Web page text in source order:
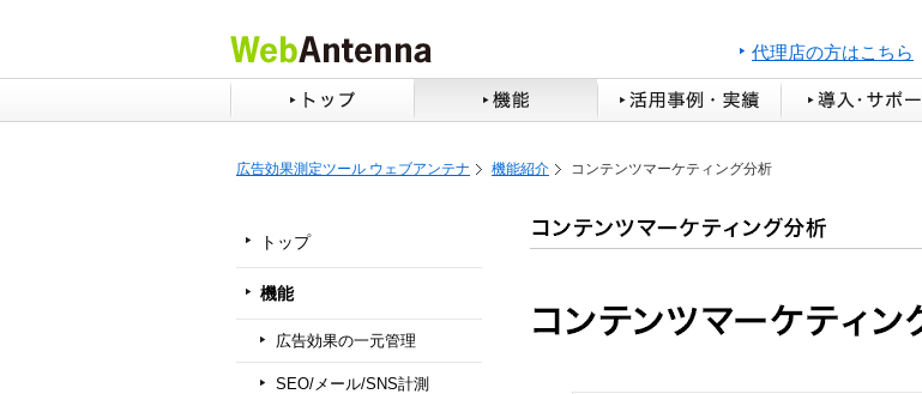
代理店の方はこちら
広告効果測定ツール ウェブアンテナ 機能紹介 コンテンツマーケティング分析
トップ
機能
広告効果の一元管理
SEO/メール/SNS計測